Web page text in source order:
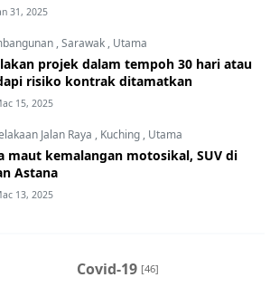
31, 2025
,Sarawak , Utama
projek dalam tempoh 30 hari atau
risiko kontrak ditamatkan
15, 2025
Jalan Raya , Kuching , Utama
maut kemalangan motosikal, SUV di
Astana
13, 2025
Covid-19 [46]